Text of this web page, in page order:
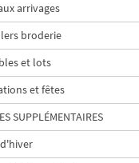
arrivages
broderie
et lots
et fêtes
SUPPLÉMENTAIRES